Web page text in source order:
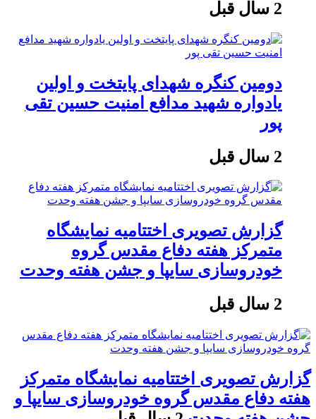
2 سال قبل
دومین کنگره شهدای پایتخت و اولین
یادواره شهید مدافع امنیت حسین تقی
پور
2 سال قبل
گزارش تصویری اختتامیه نمایشگاه
متمرکز هفته دفاع مقدس گروه
خودروسازی سایپا و جشن هفته وحدت
2 سال قبل
گزارش تصویری اختتامیه نمایشگاه متمرکز
هفته دفاع مقدس گروه خودروسازی سایپا و